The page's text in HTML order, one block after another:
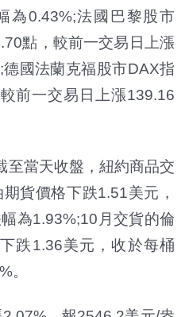
為0.43%;法國巴黎股市
點，較前一交易日上漲
國法蘭克福股市DAX指
前一交易日上漲139.16
當天收盤，紐約商品交
貨價格下跌1.51美元，
為1.93%;10月交貨的倫
跌1.36美元，收於每桶
。